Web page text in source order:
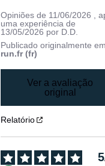
Opiniões de 11/06/2026
,
uma experiência de
13/05/2026 por D.D.
Publicado originalmente
run.fr (fr)
Ver a avaliação
original
Relatório
5